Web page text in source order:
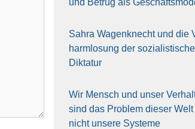
und Betrug als
Sahra Wagen­knecht und die
harm­lo­sung der
Dik­ta­tur
Wir Mensch und unser
sind das Pro­blem die­ser Welt
nicht unse­re Sys‍te‍me